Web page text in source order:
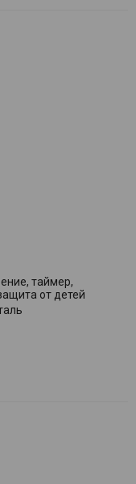
таймер,
от детей